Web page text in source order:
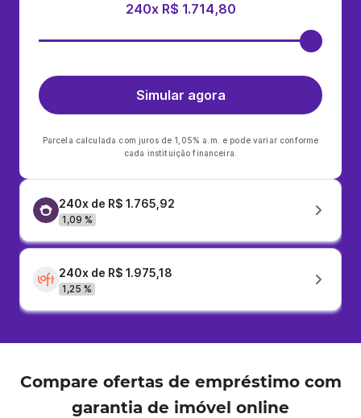
240x R$ 1.714,80
Simular agora
Parcela calculada com juros de 1,05% a.m. e pode variar conforme
cada instituição financeira.
240x de R$ 1.765,92
1,09 %
240x de R$ 1.975,18
1,25 %
Compare ofertas de empréstimo com
garantia de imóvel online